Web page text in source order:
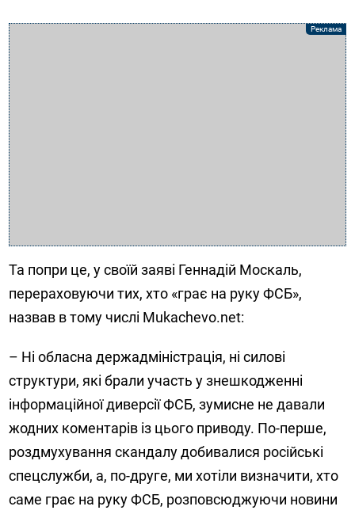
Та попри це, у своїй заяві Геннадій Москаль,
перераховуючи тих, хто «грає на руку ФСБ»,
назвав в тому числі Mukachevo.net:
– Ні обласна держадміністрація, ні силові
структури, які брали участь у знешкодженні
інформаційної диверсії ФСБ, зумисне не давали
жодних коментарів із цього приводу. По-перше,
роздмухування скандалу добивалися російські
спецслужби, а, по-друге, ми хотіли визначити, хто
саме грає на руку ФСБ, розповсюджуючи новини